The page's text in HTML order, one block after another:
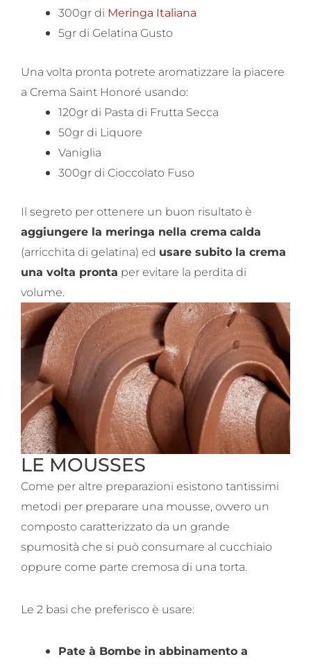
300gr di Meringa Italiana
5gr di Gelatina Gusto
Una volta pronta potrete aromatizzare la piacere
a Crema Saint Honoré usando:
120gr di Pasta di Frutta Secca
50gr di Liquore
Vaniglia
300gr di Cioccolato Fuso
Il segreto per ottenere un buon risultato è
aggiungere la meringa nella crema calda
(arricchita di gelatina) ed usare subito la crema
una volta pronta per evitare la perdita di
volume.
LE MOUSSES
Come per altre preparazioni esistono tantissimi
metodi per preparare una mousse, ovvero un
composto caratterizzato da un grande
spumosità che si può consumare al cucchiaio
oppure come parte cremosa di una torta.
Le 2 basi che preferisco è usare:
Pate à Bombe in abbinamento a